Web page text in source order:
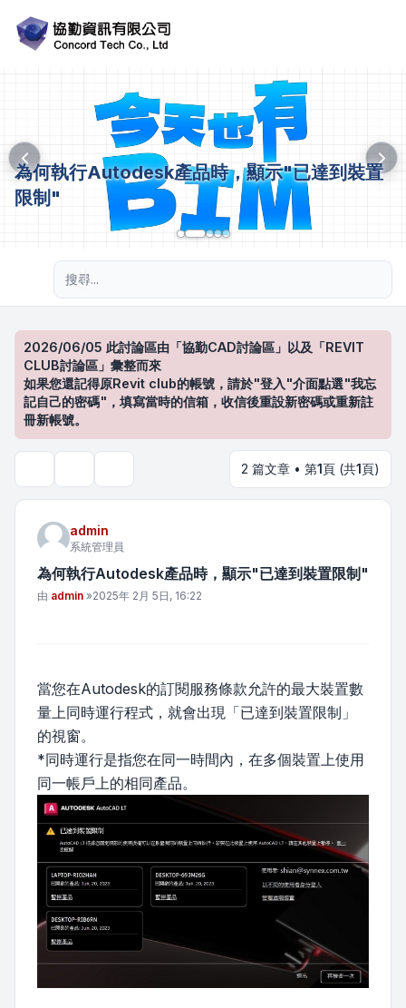
為何執行Autodesk產品時，顯示"已達到裝置
限制"
2026/06/05 此討論區由「協勤CAD討論區」以及「REVIT
CLUB討論區」彙整而來
如果您還記得原Revit club的帳號，請於"登入"介面點選"我忘
記自己的密碼"，填寫當時的信箱，收信後重設新密碼或重新註
冊新帳號。
2 篇文章 • 第1頁 (共1頁)
admin
系統管理員
為何執行Autodesk產品時，顯示"已達到裝置限制"
文章
由 admin »2025年 2月 5日, 16:22
當您在Autodesk的訂閱服務條款允許的最大裝置數
量上同時運行程式，就會出現「已達到裝置限制」
的視窗。
*同時運行是指您在同一時間內，在多個裝置上使用
同一帳戶上的相同產品。